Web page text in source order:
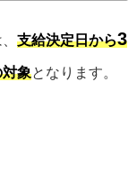
支給決定日から3
象となります。